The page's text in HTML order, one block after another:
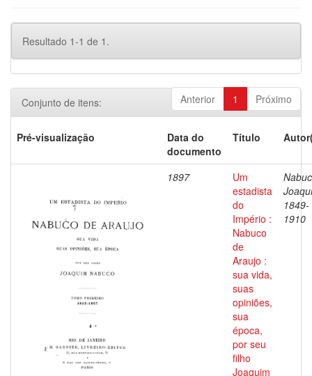
Resultado 1-1 de 1.
Anterior 1 Próximo
Conjunto de itens:
Pré-visualização
Data do
documento
Título
1897
Um
estadista
do
Império :
Nabuco
de
Araujo :
sua vida,
suas
opiniões,
sua
época,
por seu
filho
Joaquim
1849-
1910